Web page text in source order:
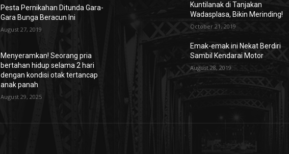
Pesta Pernikahan Ditunda Gara-
Gara Bunga Beracun Ini
August 27, 2019
Menyeramkan! Seorang pria
bertahan hidup selama 2 hari
dengan kondisi otak tertancap
anak panah
August 29, 2025
Kuntilanak di Tanjakan
Wadasplasa, Bikin Merinding!
October 21, 2019
Emak-emak ini Nekat Berdiri
Sambil Kendarai Motor
August 28, 2019